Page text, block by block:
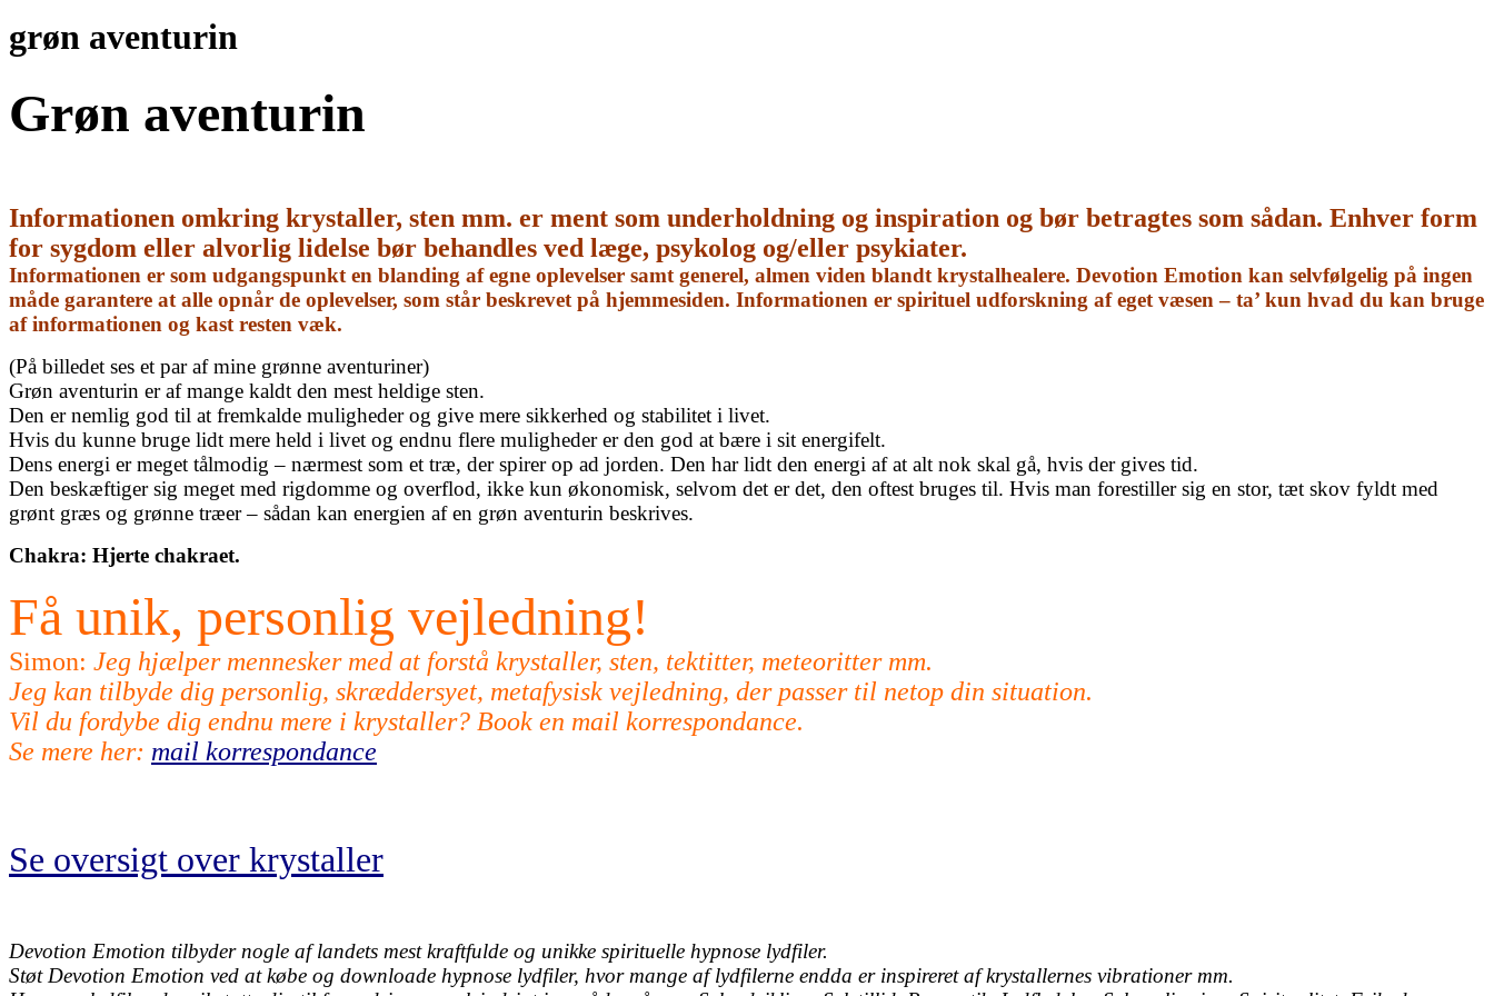
grøn aventurin
Grøn aventurin
Informationen omkring krystaller, sten mm. er ment som underholdning og inspiration og bør betragtes som sådan. Enhver form
for sygdom eller alvorlig lidelse bør behandles ved læge, psykolog og/eller psykiater.
Informationen er som udgangspunkt en blanding af egne oplevelser samt generel, almen viden blandt krystalhealere. Devotion Emotion kan selvfølgelig på ingen
måde garantere at alle opnår de oplevelser, som står beskrevet på hjemmesiden. Informationen er spirituel udforskning af eget væsen – ta’ kun hvad du kan bruge
af informationen og kast resten væk.
(På billedet ses et par af mine grønne aventuriner)
Grøn aventurin er af mange kaldt den mest heldige sten.
Den er nemlig god til at fremkalde muligheder og give mere sikkerhed og stabilitet i livet.
Hvis du kunne bruge lidt mere held i livet og endnu flere muligheder er den god at bære i sit energifelt.
Dens energi er meget tålmodig – nærmest som et træ, der spirer op ad jorden. Den har lidt den energi af at alt nok skal gå, hvis der gives tid.
Den beskæftiger sig meget med rigdomme og overflod, ikke kun økonomisk, selvom det er det, den oftest bruges til. Hvis man forestiller sig en stor, tæt skov fyldt med
grønt græs og grønne træer – sådan kan energien af en grøn aventurin beskrives.
Chakra: Hjerte chakraet.
Få unik, personlig vejledning!
Simon: Jeg hjælper mennesker med at forstå krystaller, sten, tektitter, meteoritter mm.
Jeg kan tilbyde dig personlig, skræddersyet, metafysisk vejledning, der passer til netop din situation.
Vil du fordybe dig endnu mere i krystaller? Book en mail korrespondance.
Se mere her: mail korrespondance
Se oversigt over krystaller
Devotion Emotion tilbyder nogle af landets mest kraftfulde og unikke spirituelle hypnose lydfiler.
Støt Devotion Emotion ved at købe og downloade hypnose lydfiler, hvor mange af lydfilerne endda er inspireret af krystallernes vibrationer mm.